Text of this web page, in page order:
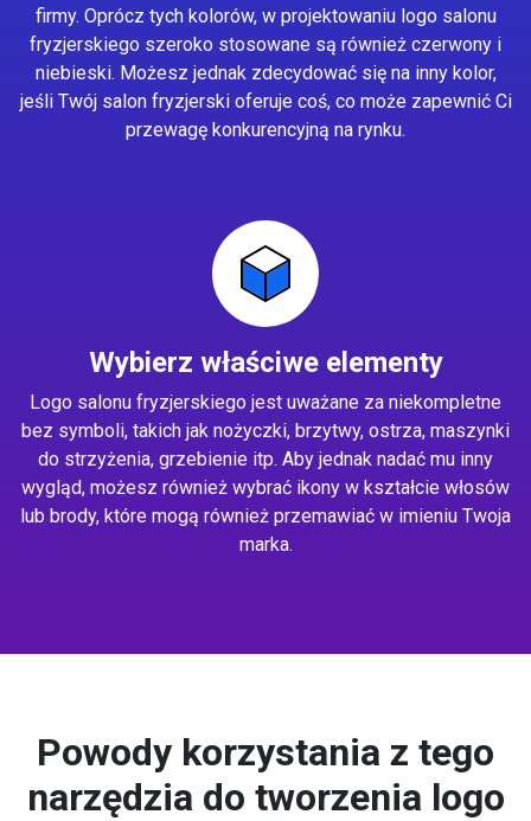
firmy. Oprócz tych kolorów, w projektowaniu logo salonu
fryzjerskiego szeroko stosowane są również czerwony i
niebieski. Możesz jednak zdecydować się na inny kolor,
jeśli Twój salon fryzjerski oferuje coś, co może zapewnić Ci
przewagę konkurencyjną na rynku.
Wybierz właściwe elementy
Logo salonu fryzjerskiego jest uważane za niekompletne
bez symboli, takich jak nożyczki, brzytwy, ostrza, maszynki
do strzyżenia, grzebienie itp. Aby jednak nadać mu inny
wygląd, możesz również wybrać ikony w kształcie włosów
lub brody, które mogą również przemawiać w imieniu Twoja
marka.
Powody korzystania z tego
narzędzia do tworzenia logo